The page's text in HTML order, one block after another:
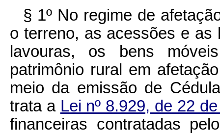
§ 1º No regime de
o terreno, as acessões e as
lavouras, os bens
patrimônio rural em
meio da emissão de
trata a Lei nº 8.929, de 22
financeiras contratadas